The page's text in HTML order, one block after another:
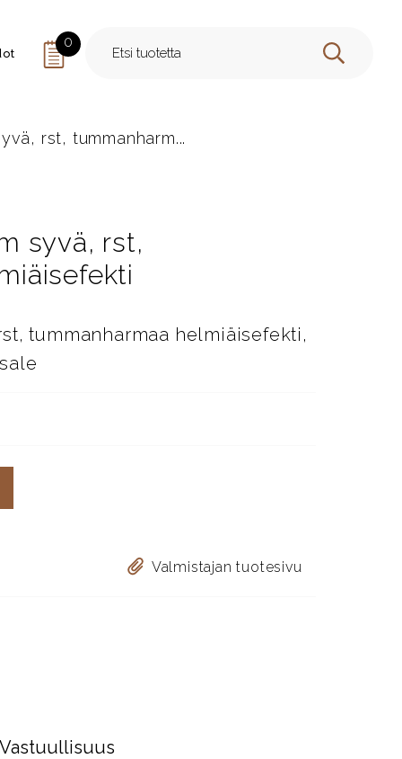
0
HAE
rst, tummanharm...
syvä, rst,
tummanharmaa helmiäisefekti,
Valmistajan tuotesivu
Vastuullisuus